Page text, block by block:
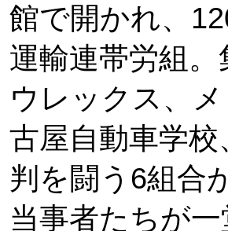
館で開かれ、
運輸連帯労組
ウレックス、
古屋自動車学
判を闘う6組合
当事者たちが